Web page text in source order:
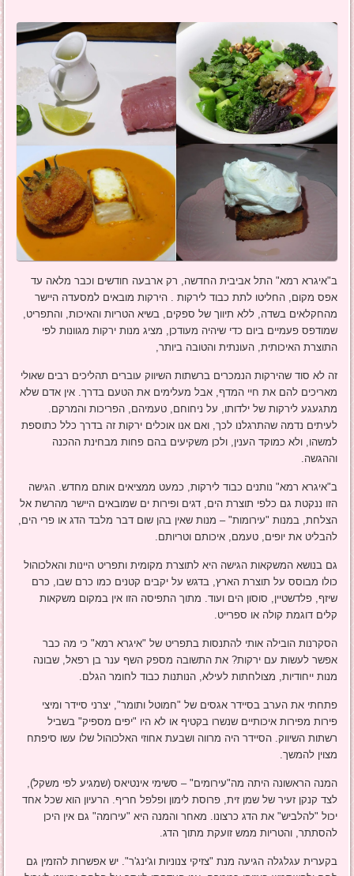
ב"איגרא רמא" התל אביבית החדשה, רק ארבעה חודשים וכבר מלאה עד
אפס מקום, החליטו לתת כבוד לירקות . הירקות מובאים למסעדה היישר
מהחקלאים בשדה, ללא תיווך של ספקים, בשיא הטריות והאיכות, והתפריט,
שמודפס פעמיים ביום כדי שיהיה מעודכן, מציג מנות ירקות מגוונות לפי
התוצרת האיכותית, העונתית והטובה ביותר,
זה לא סוד שהירקות הנמכרים ברשתות השיווק עוברים תהליכים רבים שאולי
מאריכים להם את חיי המדף, אבל מעלימים את הטעם בדרך. אין אדם שלא
מתגעגע לירקות של ילדותו, על ניחוחם, טעמיהם, הפריכות והמרקם.
לעיתים נדמה שהתרגלנו לכך, ואם אנו אוכלים ירקות זה בדרך כלל כתוספת
למשהו, ולא כמוקד הענין, ולכן משקיעים בהם פחות מבחינת ההכנה
וההגשה.
ב"איגרא רמא" נותנים כבוד לירקות, כמעט ממציאים אותם מחדש. הגישה
הזו ננקטת גם כלפי תוצרת הים, דגים ופירות ים שמובאים היישר מהרשת אל
הצלחת, במנות "עירומות" – מנות שאין בהן שום דבר מלבד הדג או פרי הים,
להבליט את יופים, טעמם, איכותם וטריותם.
גם בנושא המשקאות הגישה היא לתוצרת מקומית ותפריט היינות והאלכוהול
כולו מבוסס על תוצרת הארץ, בדגש על יקבים קטנים כמו כרם שבו, כרם
שיזף, פלדשטיין, סוסון הים ועוד. מתוך התפיסה הזו אין במקום משקאות
קלים דוגמת קולה או ספרייט.
הסקרנות הובילה אותי להתנסות בתפריט של "איגרא רמא" כי מה כבר
אפשר לעשות עם ירקות? את התשובה מספק השף ענר בן רפאל, שבונה
מנות ייחודיות, מצולחתות לעילא, הנותנות כבוד לחומר הגלם.
פתחתי את הערב בסיידר אגסים של "חמוטל ותומר", יצרני סיידר ומיצי
פירות מפירות איכותיים שנשרו בקטיף או לא היו "יפים מספיק" בשביל
רשתות השיווק. הסיידר היה מרווה ושבעת אחוזי האלכוהול שלו עשו סיפתח
מצוין להמשך.
המנה הראשונה היתה מה"עירומים" – סשימי אינטיאס (שמגיע לפי משקל),
לצד קנקן זעיר של שמן זית, פרוסת לימון ופלפל חריף. הרעיון הוא שכל אחד
יכול "להלביש" את הדג כרצונו. מאחר והמנה היא "עירומה" גם אין היכן
להסתתר, והטריות ממש זועקת מתוך הדג.
בקערית עגלגלה הגיעה מנת "צזיקי צנוניות וג'ינג'ר". יש אפשרות להזמין גם